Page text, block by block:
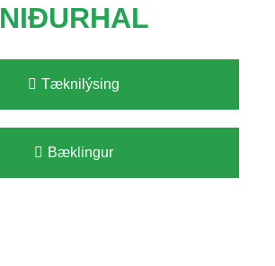
NIÐURHAL
Tæknilýsing
Bæklingur